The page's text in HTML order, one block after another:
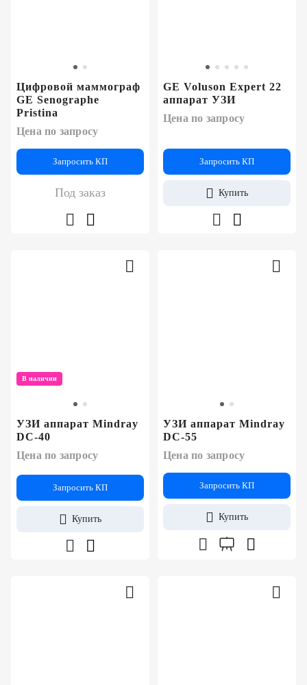
Цифровой маммограф
GE Senographe
Pristina
Цена по запросу
Запросить КП
Под заказ
GE Voluson Expert 22
аппарат УЗИ
Цена по запросу
Запросить КП
Купить
В наличии
УЗИ аппарат Mindray
DC-40
Цена по запросу
Запросить КП
Купить
УЗИ аппарат Mindray
DC-55
Цена по запросу
Запросить КП
Купить